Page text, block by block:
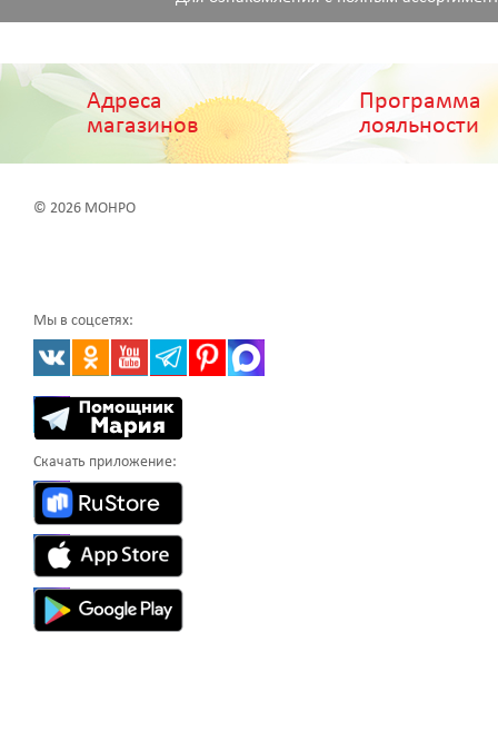
Адреса
магазинов
Программа
лояльности
© 2026 МОНРО
Мы в соцсетях:
Скачать приложение: